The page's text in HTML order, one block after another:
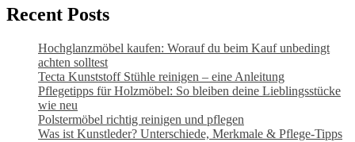
Recent Posts
Hochglanzmöbel kaufen: Worauf du beim Kauf unbedingt
achten solltest
Tecta Kunststoff Stühle reinigen – eine Anleitung
Pflegetipps für Holzmöbel: So bleiben deine Lieblingsstücke
wie neu​
Polstermöbel richtig reinigen und pflegen
Was ist Kunstleder? Unterschiede, Merkmale & Pflege-Tipps